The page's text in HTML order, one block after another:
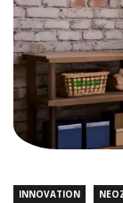
INNOVATION